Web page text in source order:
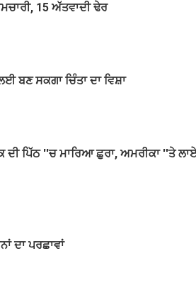
15 ਅੱਤਵਾਦੀ ਢੇਰ
ਬਣ ਸਕਗਾ ਚਿੰਤਾ ਦਾ ਵਿਸ਼ਾ
ਦੀ ਪਿੱਠ ''ਚ ਮਾਰਿਆ ਛੁਰਾ, ਅਮਰੀਕਾ ''ਤੇ
ਦਾ ਪਰਛਾਵਾਂ